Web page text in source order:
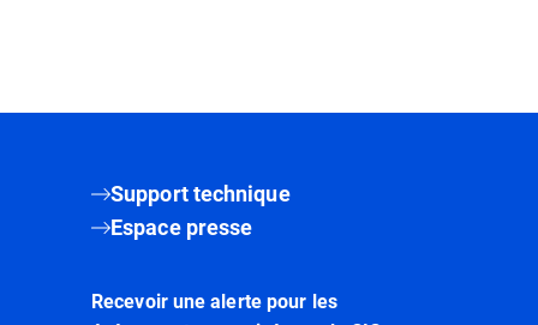
Support technique
Espace presse
Recevoir une alerte pour les